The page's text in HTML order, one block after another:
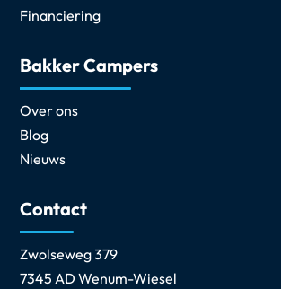
Financiering
Bakker Campers
Over ons
Blog
Nieuws
Contact
Zwolseweg 379
7345 AD Wenum-Wiesel